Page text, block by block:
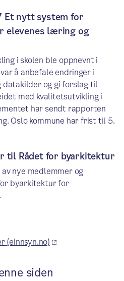
Et nytt system for
elevenes læring og
i skolen ble oppnevnt i
å anbefale endringer i
datakilder og gi forslag til
med kvalitetsutvikling i
har sendt rapporten
Oslo kommune har frist til 5.
til Rådet for byarkitektur
nye medlemmer og
byarkitektur for
(einnsyn.no)
siden